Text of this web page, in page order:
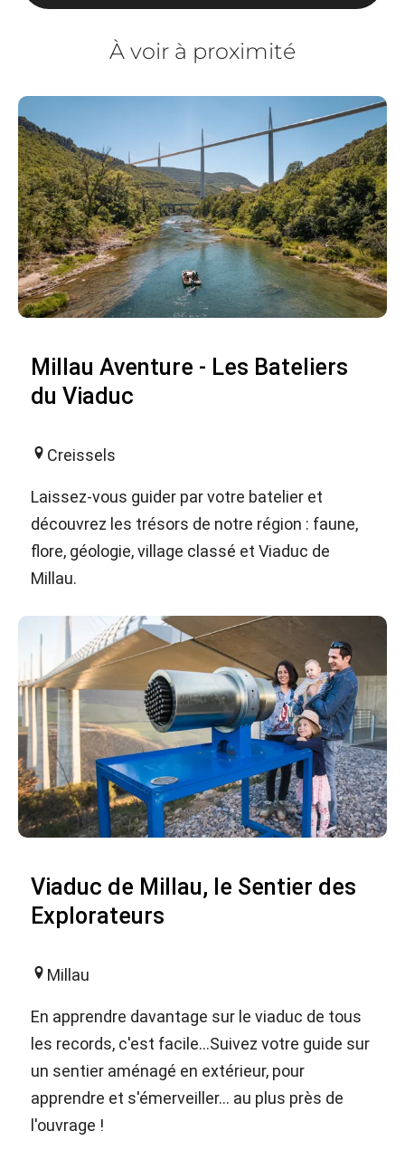
À voir à proximité
Millau Aventure - Les Bateliers
du Viaduc
Creissels
Laissez-vous guider par votre batelier et
découvrez les trésors de notre région : faune,
flore, géologie, village classé et Viaduc de
Millau.
Viaduc de Millau, le Sentier des
Explorateurs
Millau
En apprendre davantage sur le viaduc de tous
les records, c'est facile…Suivez votre guide sur
un sentier aménagé en extérieur, pour
apprendre et s'émerveiller… au plus près de
l'ouvrage !